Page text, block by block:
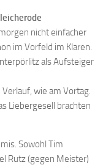
nicht einfacher
im Vorfeld im Klaren.
als Aufsteiger
wie am Vortag.
Liebergesell brachten
Sowohl Tim
Rutz (gegen Meister)